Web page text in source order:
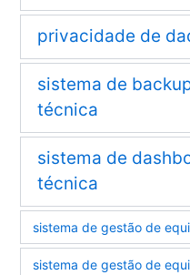
privacidade de
sistema de
técnica
sistema de
técnica
sistema de gestão de
sistema de gestão de